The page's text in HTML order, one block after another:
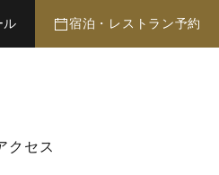
ル 宿泊・レストラン予約
クセス